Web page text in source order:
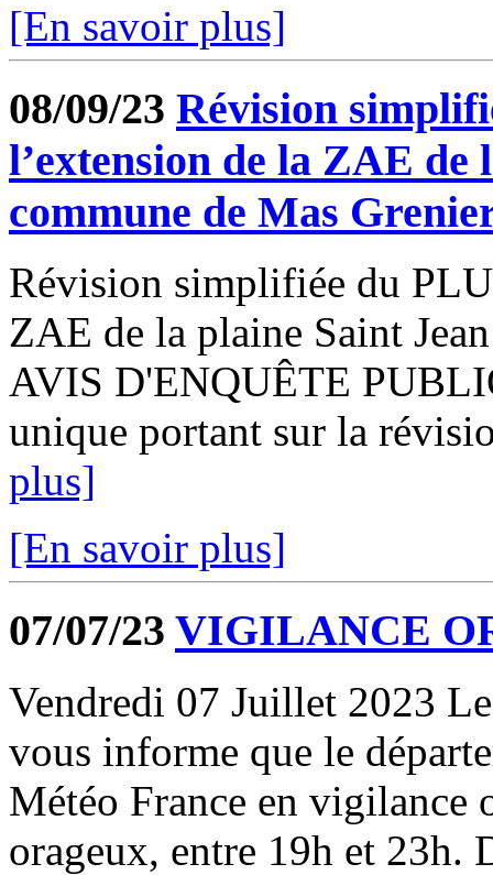
[En savoir plus]
08/09/23 Révision
l’extension de la ZAE de
commune de Mas
Révision simplifiée du
ZAE de la plaine Saint
AVIS D'ENQUÊTE
unique portant sur la
plus]
[En savoir plus]
07/07/23 VIGILANCE
Vendredi 07 Juillet 2023
vous informe que le
Météo France en vigilance
orageux, entre 19h et 23h.